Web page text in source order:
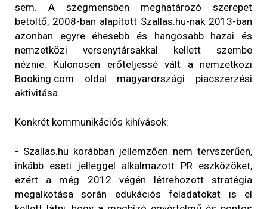
sem. A szegmensben meghatározó szerepet
betöltő, 2008-ban alapított Szallas.hu-nak 2013-ban
azonban egyre éhesebb és hangosabb hazai és
nemzetközi versenytársakkal kellett szembe
néznie. Különösen erőteljessé vált a nemzetközi
Booking.com oldal magyarországi piacszerzési
aktivitása.
Konkrét kommunikációs kihívások:
- Szallas.hu korábban jellemzően nem tervszerűen,
inkább eseti jelleggel alkalmazott PR eszközöket,
ezért a még 2012 végén létrehozott stratégia
megalkotása során edukációs feladatokat is el